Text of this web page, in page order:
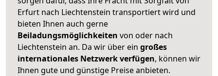
Erfurt nach Liechtenstein transportiert wird und
bieten Ihnen auch gerne
Beiladungsmöglichkeiten von oder nach
Liechtenstein an. Da wir über ein großes
internationales Netzwerk verfügen, können wir
Ihnen gute und günstige Preise anbieten.